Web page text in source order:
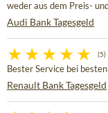
weder aus dem Preis- und
Audi Bank Tagesgeld
(5)
Bester Service bei
Renault Bank Tagesgeld